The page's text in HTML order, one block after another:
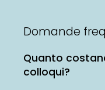
Domande
Quanto
colloqui?